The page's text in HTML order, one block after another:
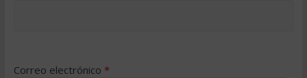
Correo electrónico *